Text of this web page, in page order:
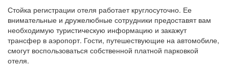
Стойка регистрации отеля работает круглосуточно. Ее
внимательные и дружелюбные сотрудники предоставят вам
необходимую туристическую информацию и закажут
трансфер в аэропорт. Гости, путешествующие на автомобиле,
смогут воспользоваться собственной платной парковкой
отеля.